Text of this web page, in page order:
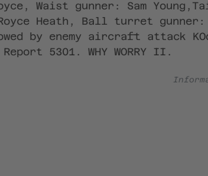
Waist gunner: Sam
Heath, Ball turret
by enemy aircraft attack
5301. WHY WORRY II.